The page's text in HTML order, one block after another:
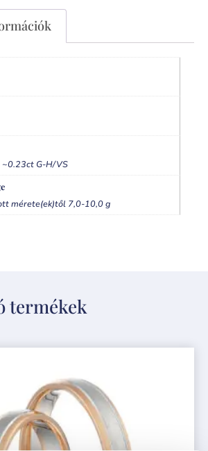
~0.23ct G-H/VS
mérete(ek)től 7,0-10,0 g
termékek